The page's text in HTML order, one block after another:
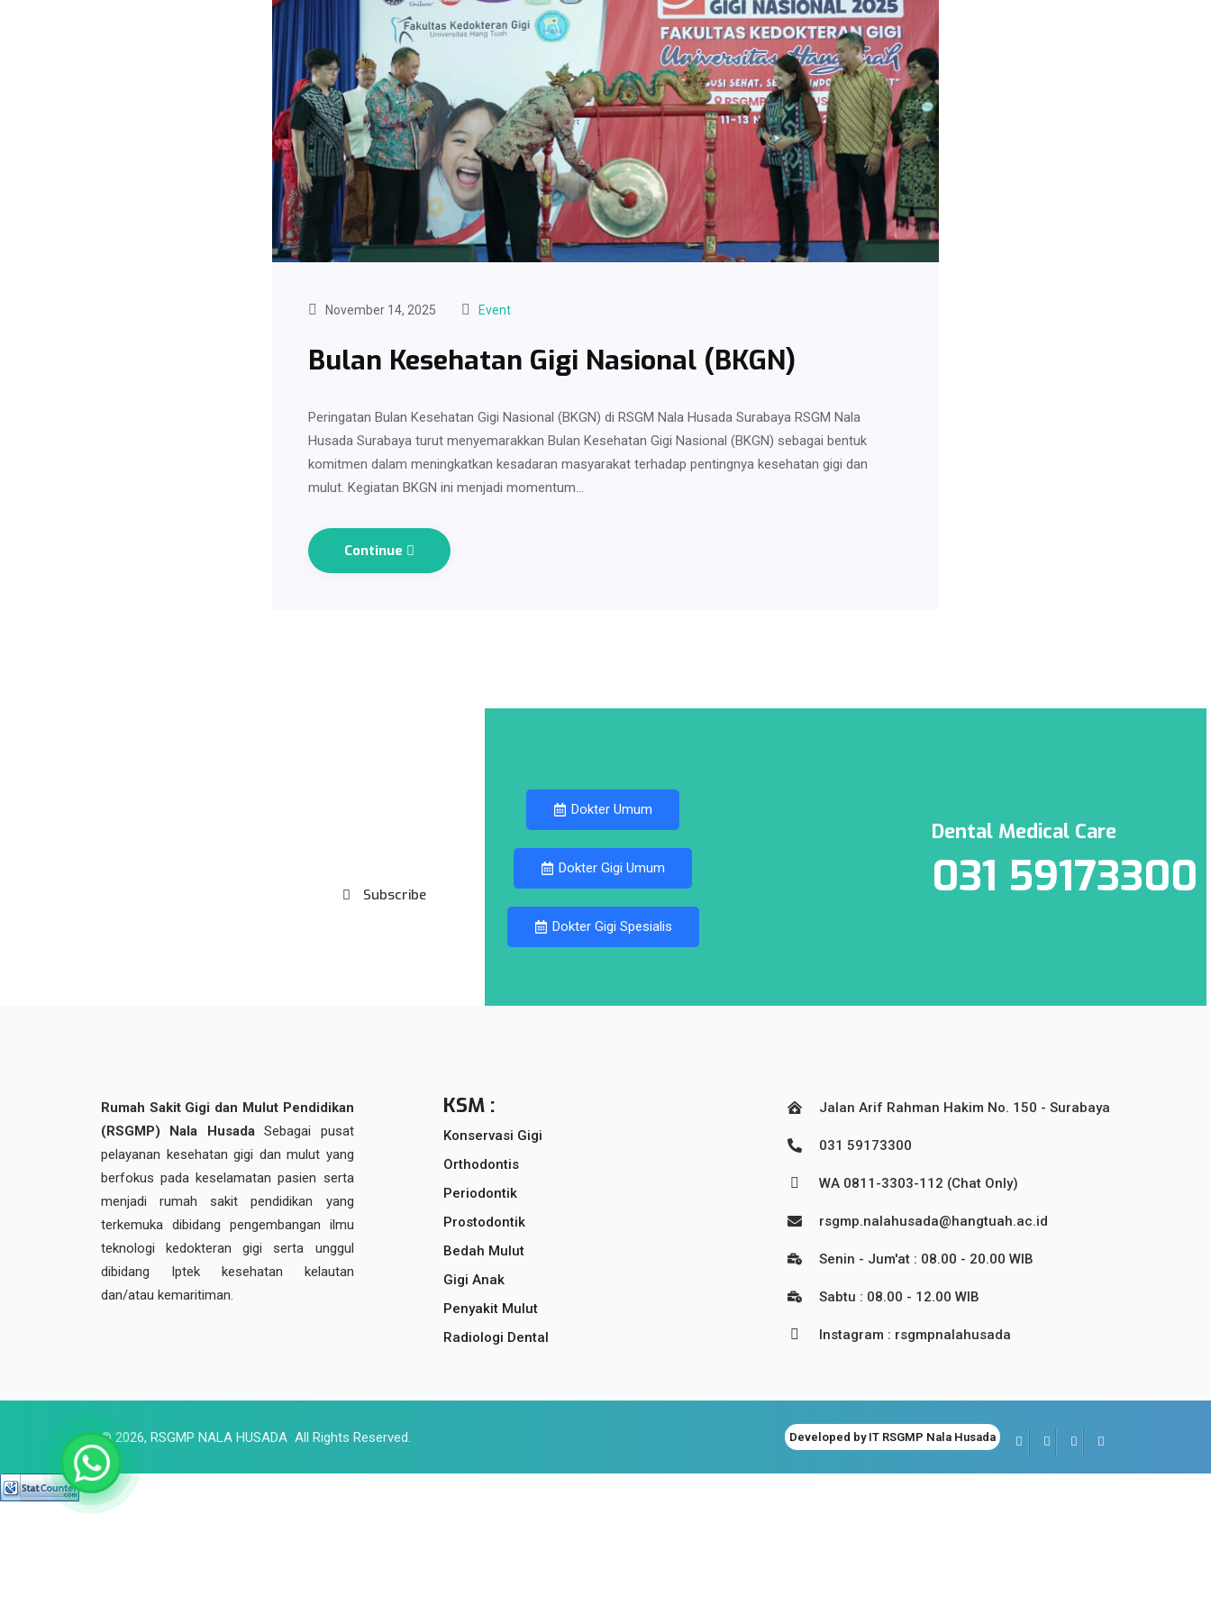
November 14, 2025 Event
Bulan Kesehatan Gigi Nasional (BKGN)
Peringatan Bulan Kesehatan Gigi Nasional (BKGN) di RSGM Nala Husada Surabaya RSGM Nala
Husada Surabaya turut menyemarakkan Bulan Kesehatan Gigi Nasional (BKGN) sebagai bentuk
komitmen dalam meningkatkan kesadaran masyarakat terhadap pentingnya kesehatan gigi dan
mulut. Kegiatan BKGN ini menjadi momentum…
Continue
Subscribe
Dokter Umum
Dokter Gigi Umum
Dokter Gigi Spesialis
Dental Medical Care
031 59173300
Rumah Sakit Gigi dan Mulut Pendidikan
(RSGMP) Nala HusadaSebagai pusat
pelayanan kesehatan gigi dan mulut yang
berfokus pada keselamatan pasien serta
menjadi rumah sakit pendidikan yang
terkemuka dibidang pengembangan ilmu
teknologi kedokteran gigi serta unggul
dibidang Iptek kesehatan kelautan
dan/atau kemaritiman.
KSM :
Konservasi Gigi
Orthodontis
Periodontik
Prostodontik
Bedah Mulut
Gigi Anak
Penyakit Mulut
Radiologi Dental
Jalan Arif Rahman Hakim No. 150 - Surabaya
031 59173300
WA 0811-3303-112 (Chat Only)
rsgmp.nalahusada@hangtuah.ac.id
Senin - Jum'at : 08.00 - 20.00 WIB
Sabtu : 08.00 - 12.00 WIB
Instagram : rsgmpnalahusada
© 2026, RSGMP NALA HUSADA All Rights Reserved. Developed by IT RSGMP Nala Husada